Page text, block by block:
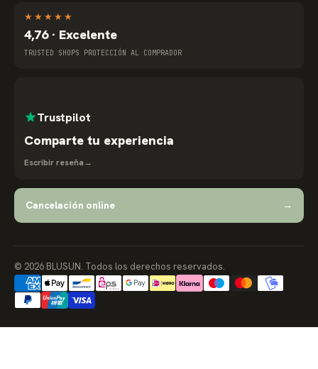
★ ★ ★ ★ ★
4,76 · Excelente
TRUSTED SHOPS PROTECCIÓN AL COMPRADOR
Trustpilot
Comparte tu experiencia
Escribir reseña→
Cancelación online →
© 2026 BLUSUN. Todos los derechos reservados.